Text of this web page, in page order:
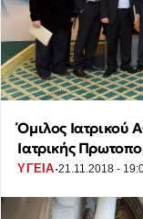
Όμιλος Ιατρικού
Ιατρικής
ΥΓΕΙΑ·21.11.2018 -